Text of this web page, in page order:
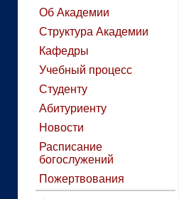
Об Академии
Структура Академии
Кафедры
Учебный процесс
Студенту
Абитуриенту
Новости
Расписание
богослужений
Пожертвования